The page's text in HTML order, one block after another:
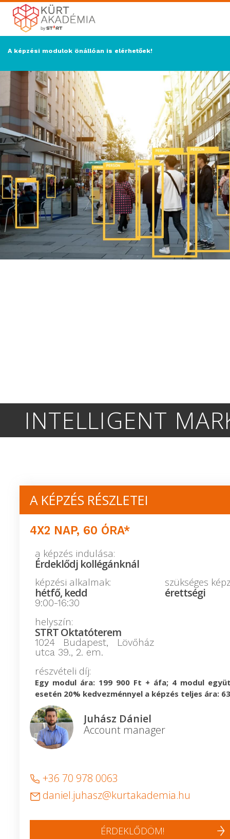
A képzési modulok önállóan is elérhetőek!
INTELLIGENT
A KÉPZÉS RÉSZLETEI
4X2 NAP, 60 ÓRA*
a képzés indulása:
Érdeklődj kollégánknál
képzési alkalmak:
hétfő, kedd
9:00-16:30
szükséges
érettségi
helyszín:
STRT Oktatóterem
1024 Budapest, Lövőház
utca 39., 2. em.
részvételi díj:
Egy modul ára: 199 900 Ft + áfa; 4 modul
esetén 20% kedvezménnyel a képzés teljes ára:
Juhász Dániel
Account manager
+36 70 978 0063
daniel.juhasz@kurtakademia.hu
ÉRDEKLŐDÖM!